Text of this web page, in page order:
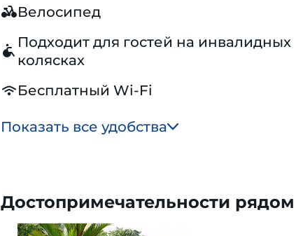
Велосипед
Подходит для гостей на инвалидных
колясках
Бесплатный Wi-Fi
Показать все удобства
Достопримечательности рядом